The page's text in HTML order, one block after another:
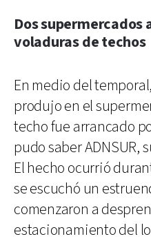
Dos supermercados
voladuras de techos
En medio del
produjo en el
techo fue arrancado
pudo saber ADNSUR,
El hecho ocurrió
se escuchó un
comenzaron a
estacionamiento del